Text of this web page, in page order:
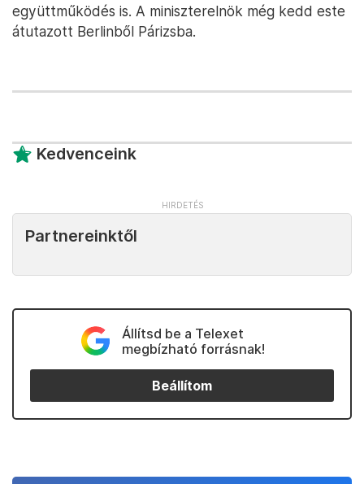
együttműködés is. A miniszterelnök még kedd este
átutazott Berlinből Párizsba.
Kedvenceink
Partnereinktől
Állítsd be a Telexet
megbízható forrásnak!
Beállítom